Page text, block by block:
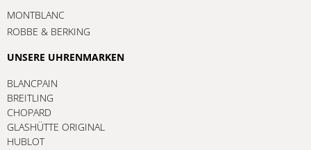
MONTBLANC
ROBBE & BERKING
UNSERE UHRENMARKEN
BLANCPAIN
BREITLING
CHOPARD
GLASHÜTTE ORIGINAL
HUBLOT